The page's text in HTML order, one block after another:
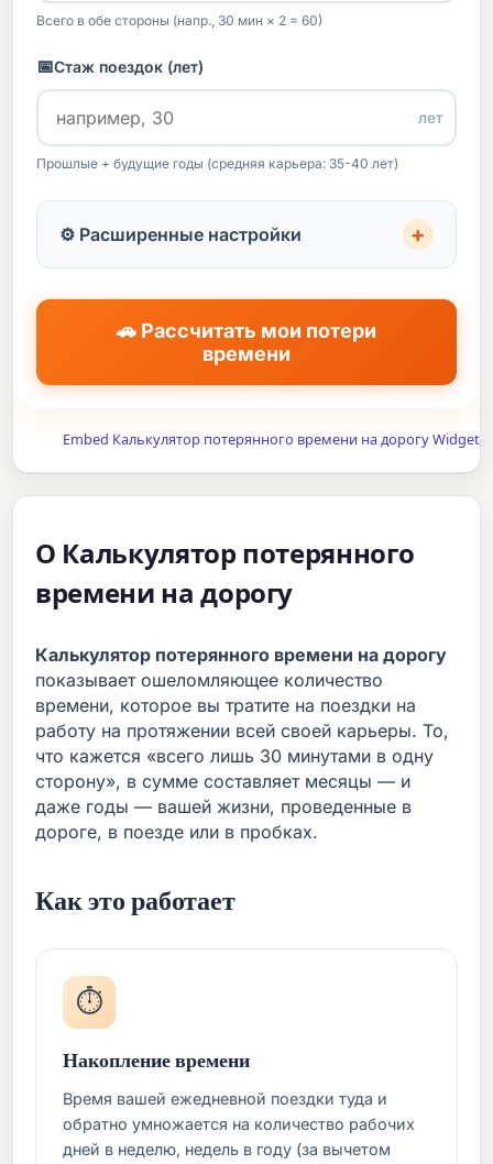
Всего в обе стороны (напр., 30 мин × 2 = 60)
📅Стаж поездок (лет)
лет
Прошлые + будущие годы (средняя карьера: 35-40 лет)
⚙️ Расширенные настройки +
Недель отдыха в год (США среднее: 2, ЕС среднее: 5)
🚗 Рассчитать мои потери
времени
Embed Калькулятор потерянного времени на дорогу Widget
О Калькулятор потерянного
времени на дорогу
Калькулятор потерянного времени на дорогу
показывает ошеломляющее количество
времени, которое вы тратите на поездки на
работу на протяжении всей своей карьеры. То,
что кажется «всего лишь 30 минутами в одну
сторону», в сумме составляет месяцы — и
даже годы — вашей жизни, проведенные в
дороге, в поезде или в пробках.
Как это работает
⏱️
Накопление времени
Время вашей ежедневной поездки туда и
обратно умножается на количество рабочих
дней в неделю, недель в году (за вычетом